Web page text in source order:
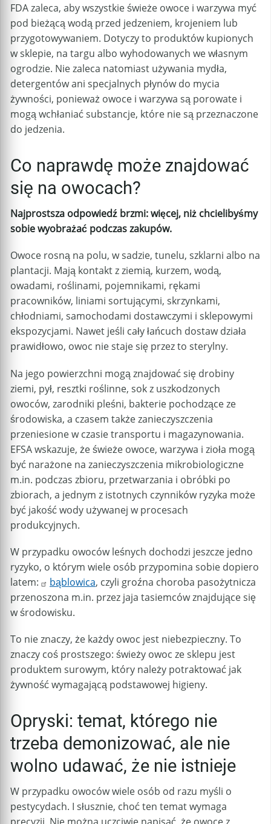
FDA zaleca, aby wszystkie świeże owoce i warzywa myć
pod bieżącą wodą przed jedzeniem, krojeniem lub
przygotowywaniem. Dotyczy to produktów kupionych
w sklepie, na targu albo wyhodowanych we własnym
ogrodzie. Nie zaleca natomiast używania mydła,
detergentów ani specjalnych płynów do mycia
żywności, ponieważ owoce i warzywa są porowate i
mogą wchłaniać substancje, które nie są przeznaczone
do jedzenia.
Co naprawdę może znajdować
się na owocach?
Najprostsza odpowiedź brzmi: więcej, niż chcielibyśmy
sobie wyobrażać podczas zakupów.
Owoce rosną na polu, w sadzie, tunelu, szklarni albo na
plantacji. Mają kontakt z ziemią, kurzem, wodą,
owadami, roślinami, pojemnikami, rękami
pracowników, liniami sortującymi, skrzynkami,
chłodniami, samochodami dostawczymi i sklepowymi
ekspozycjami. Nawet jeśli cały łańcuch dostaw działa
prawidłowo, owoc nie staje się przez to sterylny.
Na jego powierzchni mogą znajdować się drobiny
ziemi, pył, resztki roślinne, sok z uszkodzonych
owoców, zarodniki pleśni, bakterie pochodzące ze
środowiska, a czasem także zanieczyszczenia
przeniesione w czasie transportu i magazynowania.
EFSA wskazuje, że świeże owoce, warzywa i zioła mogą
być narażone na zanieczyszczenia mikrobiologiczne
m.in. podczas zbioru, przetwarzania i obróbki po
zbiorach, a jednym z istotnych czynników ryzyka może
być jakość wody używanej w procesach
produkcyjnych.
W przypadku owoców leśnych dochodzi jeszcze jedno
ryzyko, o którym wiele osób przypomina sobie dopiero
latem:
bąblowica, czyli groźna choroba pasożytnicza
przenoszona m.in. przez jaja tasiemców znajdujące się
w środowisku.
To nie znaczy, że każdy owoc jest niebezpieczny. To
znaczy coś prostszego: świeży owoc ze sklepu jest
produktem surowym, który należy potraktować jak
żywność wymagającą podstawowej higieny.
Opryski: temat, którego nie
trzeba demonizować, ale nie
wolno udawać, że nie istnieje
W przypadku owoców wiele osób od razu myśli o
pestycydach. I słusznie, choć ten temat wymaga